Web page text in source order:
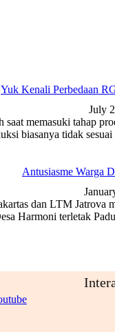
Yuk Kenali Perbedaan
July
memasuki tahap
biasanya tidak
Antusiasme Warga
dan LTM Jatrova
Harmoni terletak